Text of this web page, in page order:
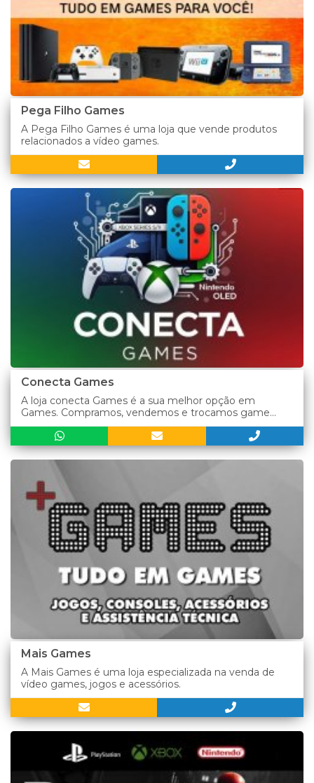
Pega Filho Games
A Pega Filho Games é uma loja que vende produtos
relacionados a vídeo games.
Conecta Games
A loja conecta Games é a sua melhor opção em
Games. Compramos, vendemos e trocamos game...
Mais Games
A Mais Games é uma loja especializada na venda de
vídeo games, jogos e acessórios.